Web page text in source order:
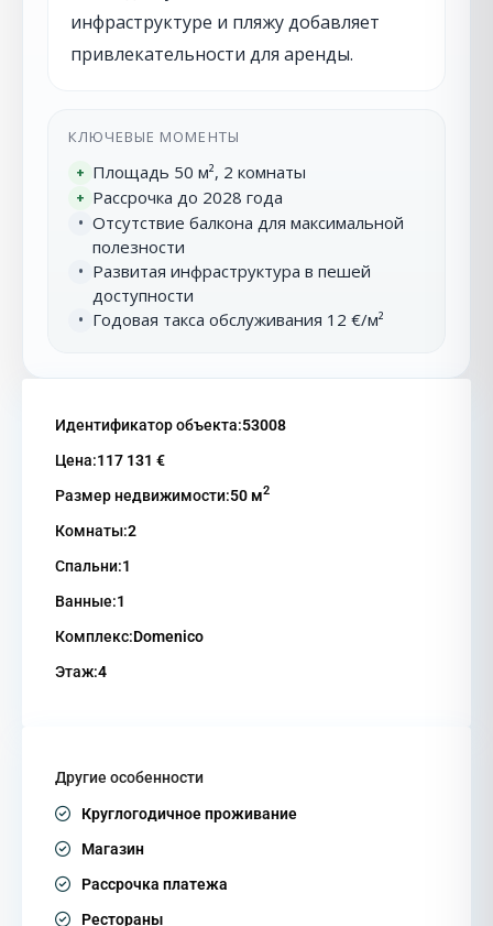
инфраструктуре и пляжу добавляет
привлекательности для аренды.
КЛЮЧЕВЫЕ МОМЕНТЫ
+ Площадь 50 м², 2 комнаты
+ Рассрочка до 2028 года
• Отсутствие балкона для максимальной
полезности
• Развитая инфраструктура в пешей
доступности
• Годовая такса обслуживания 12 €/м²
Идентификатор объекта:53008
Цена:117 131 €
Размер недвижимости:50 м2
Комнаты:2
Спальни:1
Ванные:1
Комплекс:Domenico
Этаж:4
Другие особенности
Круглогодичное проживание
Магазин
Рассрочка платежа
Рестораны